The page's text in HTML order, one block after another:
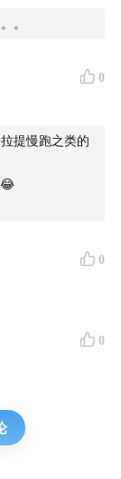
。
0
提慢跑之类的
0
0